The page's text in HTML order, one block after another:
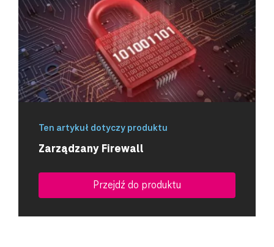
Ten artykuł dotyczy produktu
Zarządzany Firewall
Przejdź do produktu